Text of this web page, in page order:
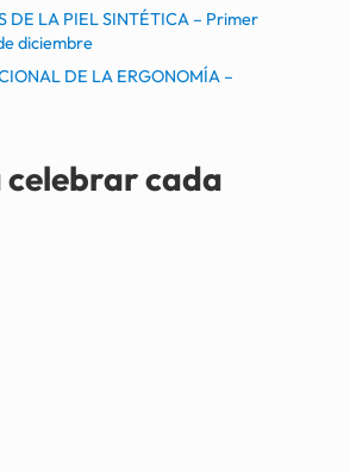
DE LA PIEL SINTÉTICA – Primer
diciembre
DE LA ERGONOMÍA –
celebrar cada